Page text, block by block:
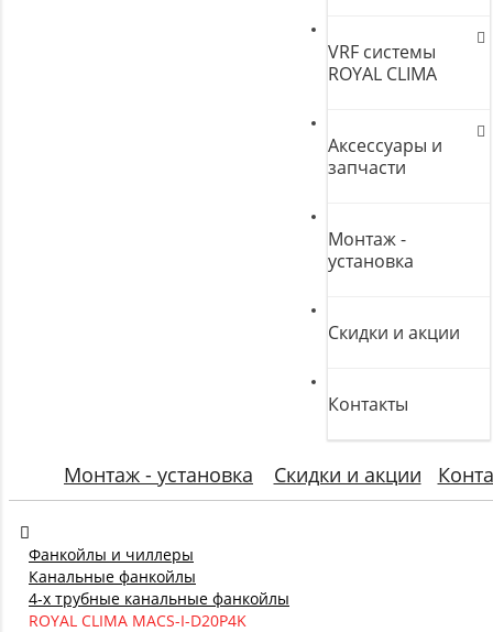
VRF системы
ROYAL CLIMA
Аксессуары и
запчасти
Монтаж -
установка
Скидки и акции
Контакты
Монтаж - установка Скидки и акции
Фанкойлы и чиллеры
Канальные фанкойлы
4-х трубные канальные фанкойлы
ROYAL CLIMA MACS-I-D20P4K